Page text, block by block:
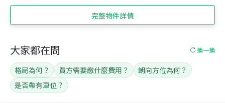
完整物件詳情
大家都在問 換一換
格局為何？ 買方需要繳什麼費用？
朝向方位為何？
是否帶有車位？